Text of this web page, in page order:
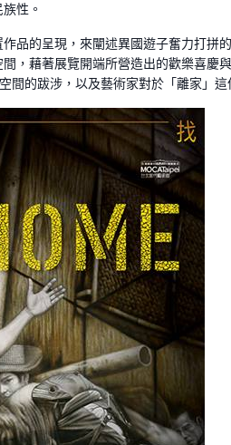
性。
品的呈現，來闡述異國遊子奮力打拼
，藉著展覽開端所營造出的歡樂喜
的跋涉，以及藝術家對於「離家」這